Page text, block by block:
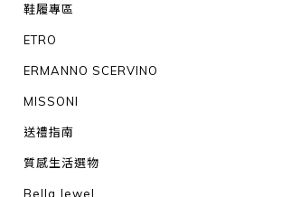
鞋履專區
ETRO
ERMANNO SCERVINO
MISSONI
送禮指南
質感生活選物
Bella Jewel